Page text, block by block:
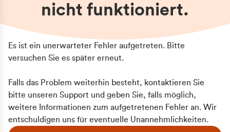
nicht funktioniert.
Es ist ein unerwarteter Fehler aufgetreten. Bitte
versuchen Sie es später erneut.
Falls das Problem weiterhin besteht, kontaktieren Sie
bitte unseren Support und geben Sie, falls möglich,
weitere Informationen zum aufgetretenen Fehler an. Wir
entschuldigen uns für eventuelle Unannehmlichkeiten.